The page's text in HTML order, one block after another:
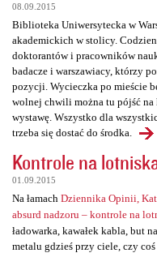
08.09.2015
Biblioteka Uniwersytecka w
akademickich w stolicy.
doktorantów i pracowników
badacze i warszawiacy, którzy
pozycji. Wycieczka po mieście
wolnej chwili można tu pójść na
wystawę. Wszystko dla
trzeba się dostać do środka.
Kontrole na
01.09.2015
Na łamach Dziennika Opinii,
absurd nadzoru – kontrole na
ładowarka, kawałek kabla, but
metalu gdzieś przy ciele, czy